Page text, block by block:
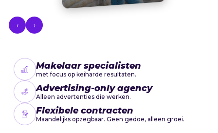
‹ ›
Makelaar specialisten
met focus op keiharde resultaten.
Advertising-only agency
Alleen advertenties die werken.
Flexibele contracten
Maandelijks opzegbaar. Geen gedoe, alleen groei.